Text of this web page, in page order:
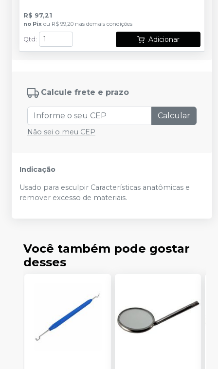
R$ 97,21
no Pix ou R$ 99,20 nas demais condições
Qtd: Adicionar
Calcule frete e prazo
Calcular
Não sei o meu CEP
Indicação
Usado para esculpir Características anatômicas e
remover excesso de materiais.
Você também pode gostar
desses